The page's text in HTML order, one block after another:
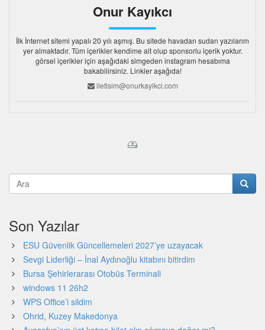
Onur Kayıkcı
İlk İnternet sitemi yapalı 20 yılı aşmış. Bu sitede havadan sudan yazılarım
yer almaktadır. Tüm içerikler kendime ait olup sponsorlu içerik yoktur.
görsel içerikler için aşağıdaki simgeden instagram hesabıma
bakabilirsiniz. Linkler aşağıda!
iletisim@onurkayikci.com
Son Yazılar
ESU Güvenlik Güncellemeleri 2027’ye uzayacak
Sevgi Liderliği – İnal Aydınoğlu kitabını bitirdim
Bursa Şehirlerarası Otobüs Terminali
windows 11 26h2
WPS Office’i sildim
Ohrid, Kuzey Makedonya